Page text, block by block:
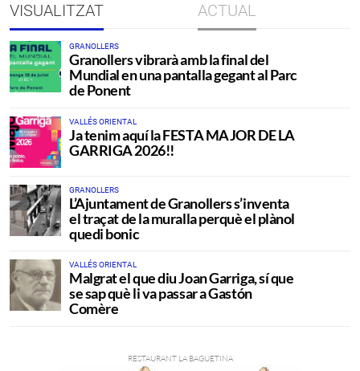
VISUALITZAT ACTUAL
GRANOLLERS
Granollers vibrarà amb la final del
Mundial en una pantalla gegant al Parc
de Ponent
VALLÉS ORIENTAL
Ja tenim aquí la FESTA MAJOR DE LA
GARRIGA 2026!!
GRANOLLERS
L’Ajuntament de Granollers s’inventa
el traçat de la muralla perquè el plànol
quedi bonic
VALLÉS ORIENTAL
Malgrat el que diu Joan Garriga, sí que
se sap què li va passar a Gastón
Comère